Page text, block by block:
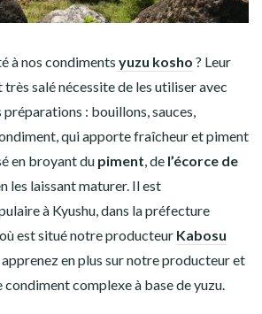
à nos condiments yuzu kosho ? Leur
très salé nécessite de les utiliser avec
: bouillons, sauces,
qui apporte fraîcheur et piment
en broyant du piment , de l’écorce de
les laissant maturer. Il est
à Kyushu, dans la préfecture
est situé notre producteur Kabosu
apprenez en plus sur notre producteur et
complexe à base de yuzu.